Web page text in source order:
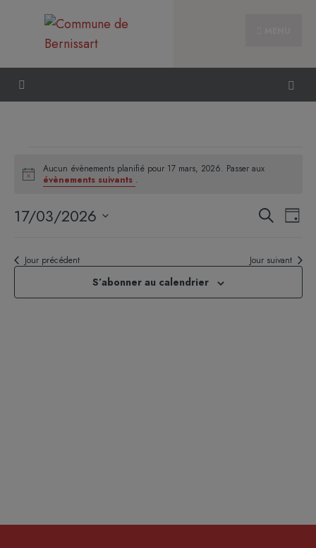
Notice
Aucun évènements planifié pour 17 mars, 2026. Passer aux
évènements suivants .
de
Recherche
Jour
17/03/2026
une
date.
Jour précédent Jour suivant
S’abonner au calendrier